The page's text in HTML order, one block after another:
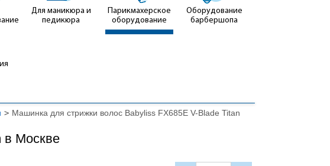
Для маникюра и
педикюра
Парикмахерское
оборудование
Оборудование
барбершопа
> Машинка для стрижки волос Babyliss FX685E V-Blade Titan
в Москве